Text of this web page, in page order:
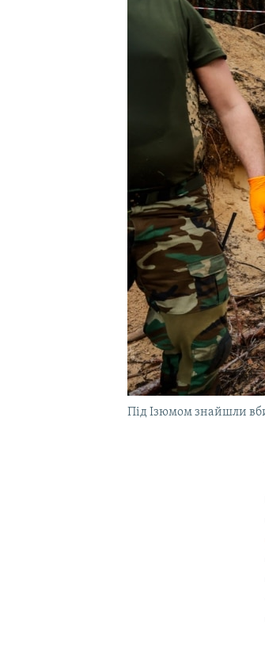
УКРАЇНСЬКА ПРОБЛЕМА КРИМУ
Під Ізюмом знайшли